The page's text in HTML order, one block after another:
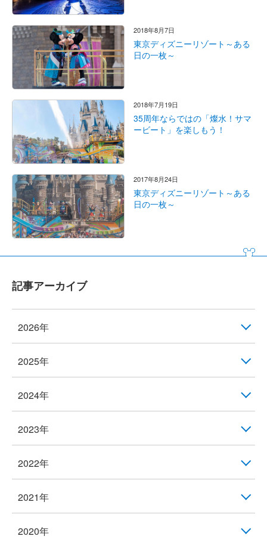
2018年8月7日
東京ディズニーリゾート～ある
日の一枚～
2018年7月19日
35周年ならではの「燦水！サマ
ービート」を楽しもう！
2017年8月24日
東京ディズニーリゾート～ある
日の一枚～
記事アーカイブ
2026年
2025年
2024年
2023年
2022年
2021年
2020年